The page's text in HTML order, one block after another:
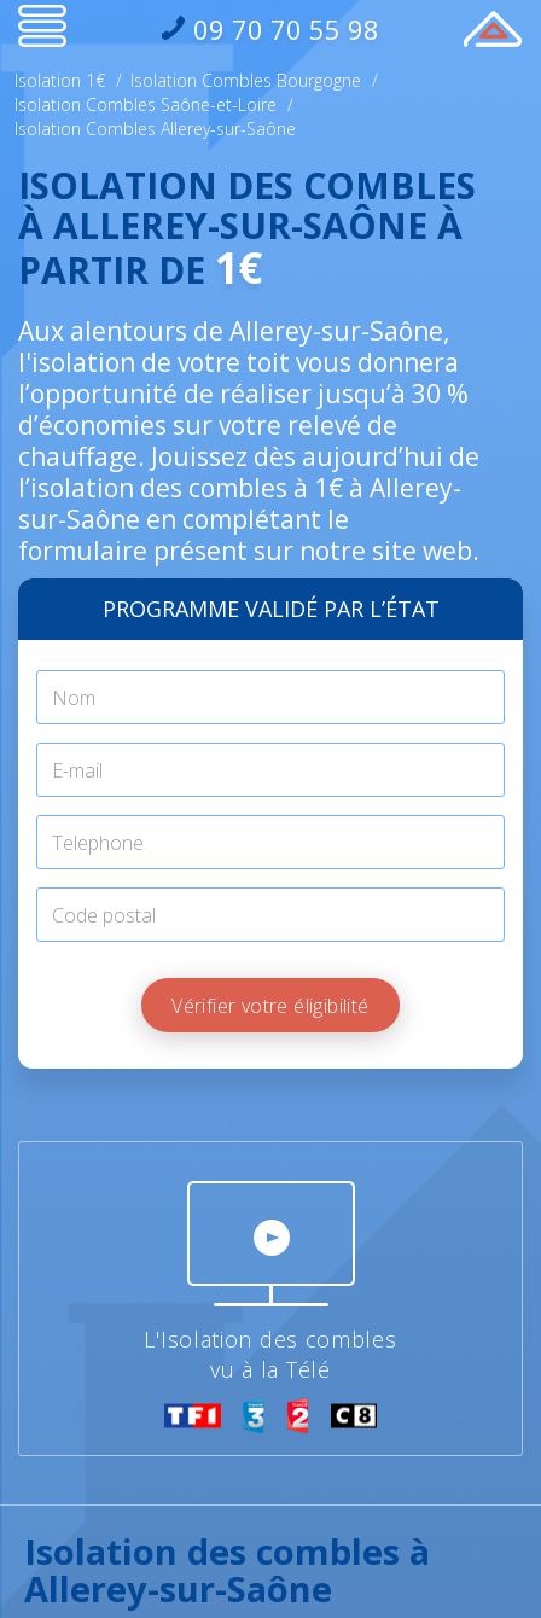
09 70 70 55 98
Isolation 1€ / Isolation Combles Bourgogne /
Isolation Combles Saône-et-Loire /
Isolation Combles Allerey-sur-Saône
ISOLATION DES COMBLES
À ALLEREY-SUR-SAÔNE À
PARTIR DE 1€
Aux alentours de Allerey-sur-Saône,
l'isolation de votre toit vous donnera
l’opportunité de réaliser jusqu’à 30 %
d’économies sur votre relevé de
chauffage. Jouissez dès aujourd’hui de
l’isolation des combles à 1€ à Allerey-
sur-Saône en complétant le
formulaire présent sur notre site web.
PROGRAMME VALIDÉ PAR L’ÉTAT
Vérifier votre éligibilité
L'Isolation des combles
vu à la Télé
Isolation des combles à
Allerey-sur-Saône